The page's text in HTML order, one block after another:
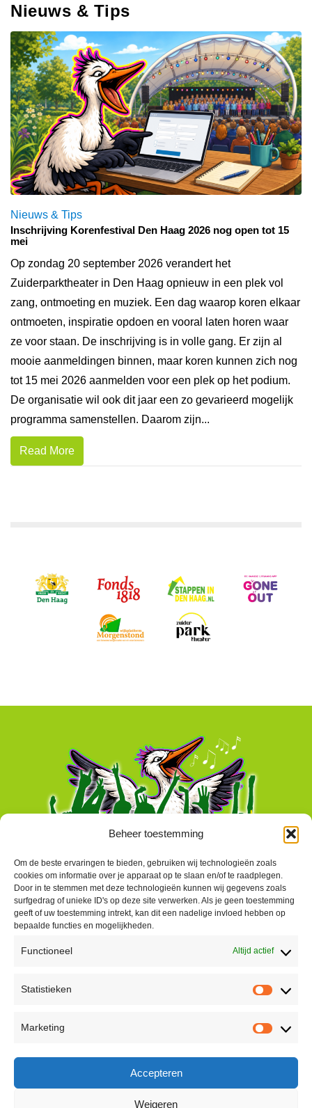
Beheer toestemming
Om de beste ervaringen te bieden, gebruiken wij technologieën zoals
cookies om informatie over je apparaat op te slaan en/of te raadplegen.
Door in te stemmen met deze technologieën kunnen wij gegevens zoals
surfgedrag of unieke ID's op deze site verwerken. Als je geen toestemming
geeft of uw toestemming intrekt, kan dit een nadelige invloed hebben op
bepaalde functies en mogelijkheden.
Functioneel Altijd actief
Statistieken
Marketing
Accepteren
Weigeren
Nieuws & Tips
Nieuws & Tips
Inschrijving Korenfestival Den Haag 2026 nog open tot 15
mei
Op zondag 20 september 2026 verandert het
Zuiderparktheater in Den Haag opnieuw in een plek vol
zang, ontmoeting en muziek. Een dag waarop koren elkaar
ontmoeten, inspiratie opdoen en vooral laten horen waar
ze voor staan. De inschrijving is in volle gang. Er zijn al
mooie aanmeldingen binnen, maar koren kunnen zich nog
tot 15 mei 2026 aanmelden voor een plek op het podium.
De organisatie wil ook dit jaar een zo gevarieerd mogelijk
programma samenstellen. Daarom zijn...
Read More
Peter Vergroesen
korenfestivaldenhaag@gmail.com